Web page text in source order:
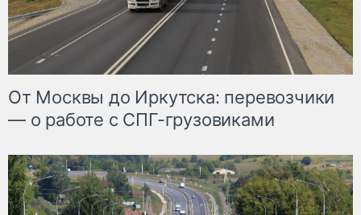
От Москвы до Иркутска: перевозчики
— о работе с СПГ-грузовиками